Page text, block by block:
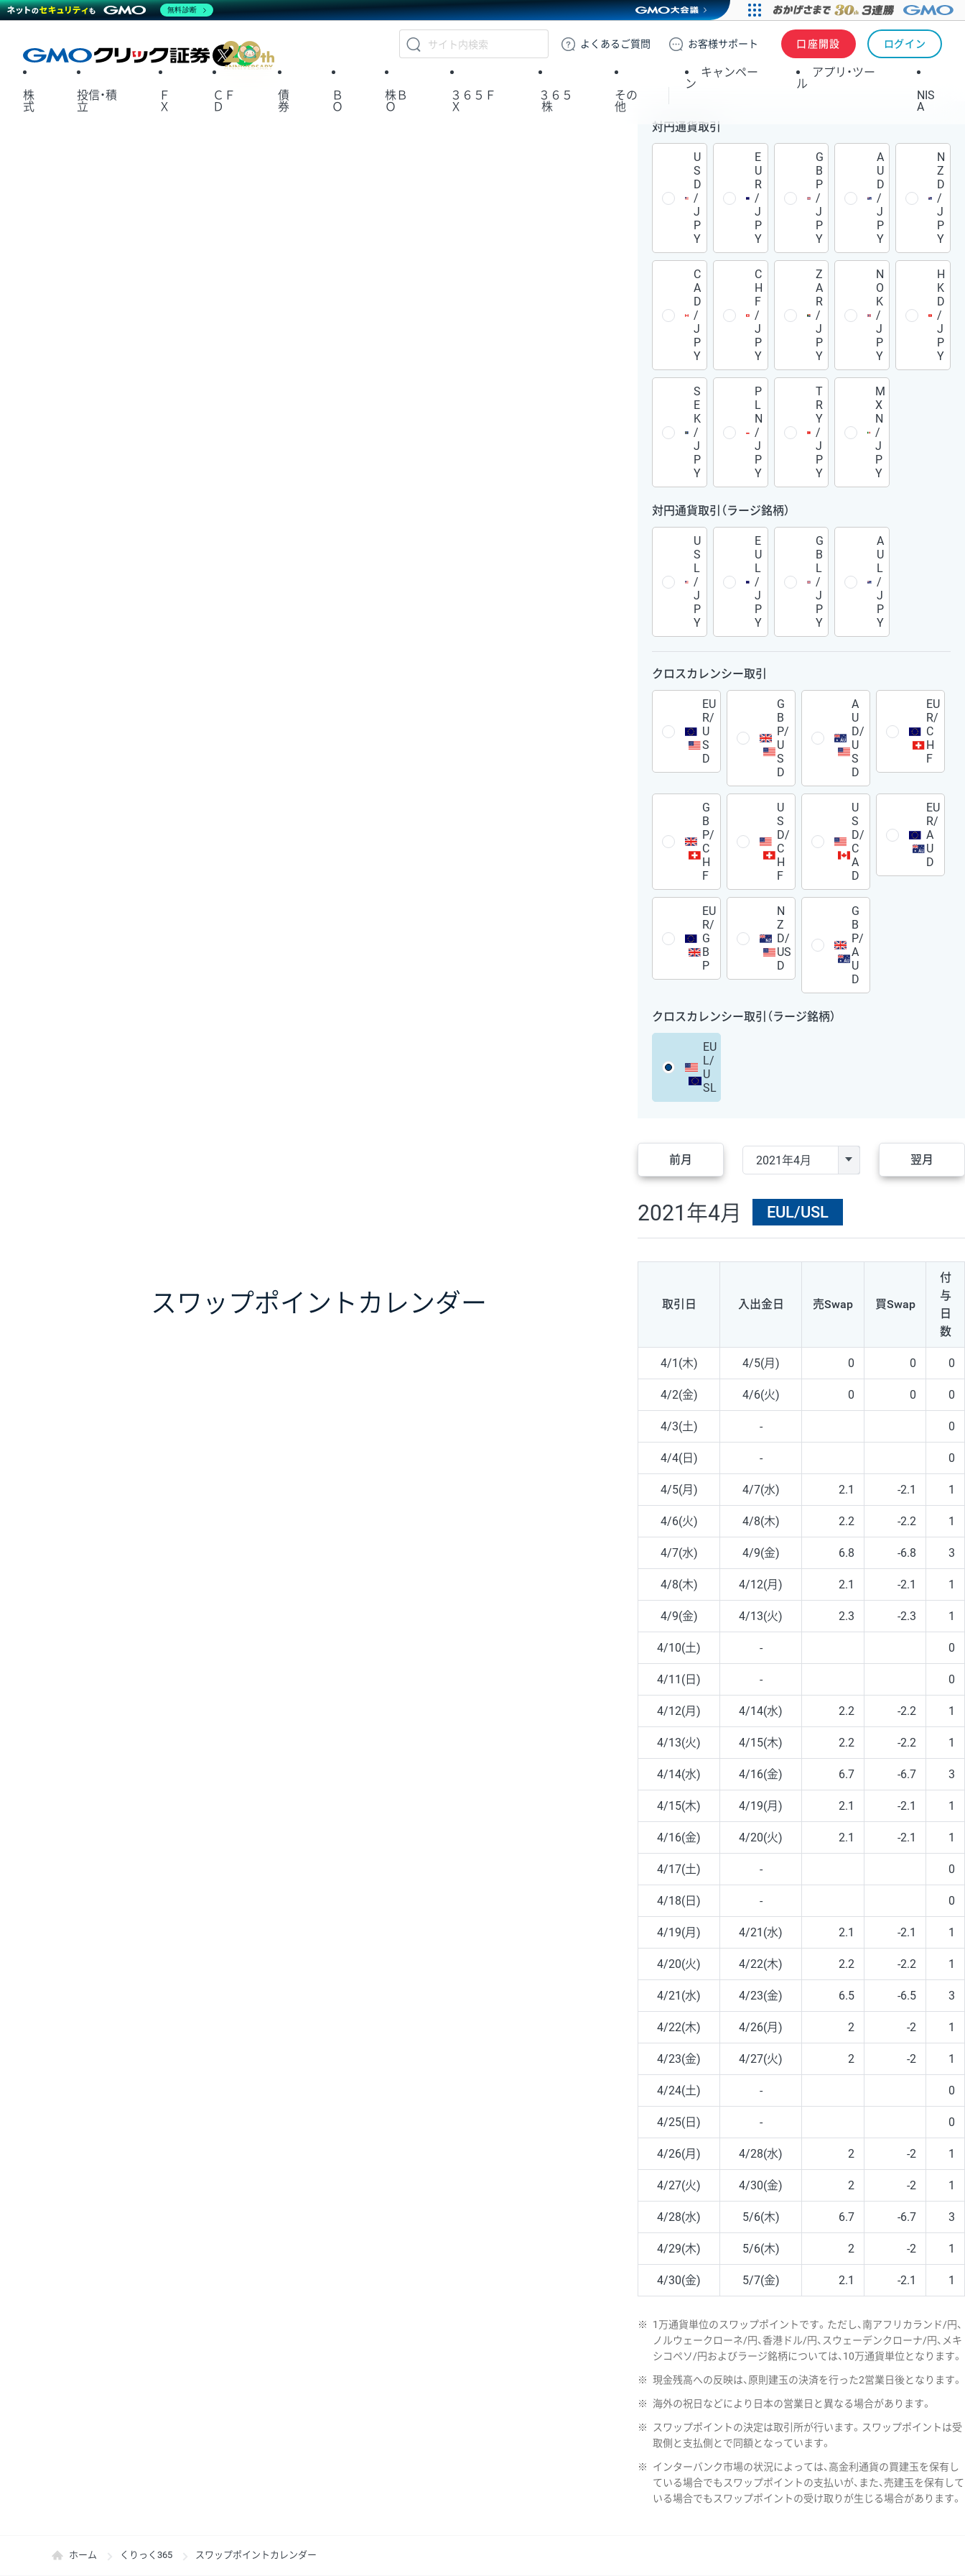
GMOクリック証券
よくある ご質問 お客様サポート 口座開設 ログイン
X
株
式
投信・積
立
Ｆ
Ｘ
ＣＦ
Ｄ
債
券
Ｂ
Ｏ
株Ｂ
Ｏ
３６５Ｆ
Ｘ
３６５
株
その
他
キャンペー
ン
アプリ・ツー
ル
NIS
A
スワップポイント カレンダー
対円通貨取引
U
S
D
/
J
P
Y
E
U
R
/
J
P
Y
G
B
P
/
J
P
Y
A
U
D
/
J
P
Y
N
Z
D
/
J
P
Y
C
A
D
/
J
P
Y
C
H
F
/
J
P
Y
Z
A
R
/
J
P
Y
N
O
K
/
J
P
Y
H
K
D
/
J
P
Y
S
E
K
/
J
P
Y
P
L
N
/
J
P
Y
T
R
Y
/
J
P
Y
M
X
N
/
J
P
Y
対円通貨取引（ラージ銘柄）
U
S
L
/
J
P
Y
E
U
L
/
J
P
Y
G
B
L
/
J
P
Y
A
U
L
/
J
P
Y
クロスカレンシー取引
EU
R/
U
S
D
G
B
P/
U
S
D
A
U
D/
U
S
D
EU
R/
C
H
F
G
B
P/
C
H
F
U
S
D/
C
H
F
U
S
D/
C
A
D
EU
R/
A
U
D
EU
R/
G
B
P
N
Z
D/
US
D
G
B
P/
A
U
D
クロスカレンシー取引（ラージ銘柄）
EU
L/
U
SL
前月 翌月
2021年4月 EUL/USL
取引日 入出金日 売Swap 買Swap
付
与
日
数
4/1(木) 4/5(月) 0 0 0
4/2(金) 4/6(火) 0 0 0
4/3(土) - 0
4/4(日) - 0
4/5(月) 4/7(水) 2.1 -2.1 1
4/6(火) 4/8(木) 2.2 -2.2 1
4/7(水) 4/9(金) 6.8 -6.8 3
4/8(木) 4/12(月) 2.1 -2.1 1
4/9(金) 4/13(火) 2.3 -2.3 1
4/10(土) - 0
4/11(日) - 0
4/12(月) 4/14(水) 2.2 -2.2 1
4/13(火) 4/15(木) 2.2 -2.2 1
4/14(水) 4/16(金) 6.7 -6.7 3
4/15(木) 4/19(月) 2.1 -2.1 1
4/16(金) 4/20(火) 2.1 -2.1 1
4/17(土) - 0
4/18(日) - 0
4/19(月) 4/21(水) 2.1 -2.1 1
4/20(火) 4/22(木) 2.2 -2.2 1
4/21(水) 4/23(金) 6.5 -6.5 3
4/22(木) 4/26(月) 2 -2 1
4/23(金) 4/27(火) 2 -2 1
4/24(土) - 0
4/25(日) - 0
4/26(月) 4/28(水) 2 -2 1
4/27(火) 4/30(金) 2 -2 1
4/28(水) 5/6(木) 6.7 -6.7 3
4/29(木) 5/6(木) 2 -2 1
4/30(金) 5/7(金) 2.1 -2.1 1
※
1万通貨単位のスワップポイントです。ただし、南アフリカランド/円、
ノルウェークローネ/円、香港ドル/円、スウェーデンクローナ/円、メキ
シコペソ/円およびラージ銘柄については、10万通貨単位となります。
※ 現金残高への反映は、原則建玉の決済を行った2営業日後となります。
※ 海外の祝日などにより日本の営業日と異なる場合があります。
※
スワップポイントの決定は取引所が行います。スワップポイントは受
取側と支払側とで同額となっています。
※
インターバンク市場の状況によっては、高金利通貨の買建玉を保有し
ている場合でもスワップポイントの支払いが、また、売建玉を保有して
いる場合でもスワップポイントの受け取りが生じる場合があります。
ホーム くりっく365 スワップポイントカレンダー
無料診断